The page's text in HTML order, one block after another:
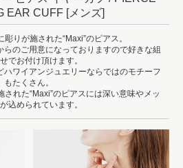
EAR CUFF [メンズ]
りが施された“Maxi”のピアス。
のご用意になっておりますので好きな組
でお付け頂けます。
ワイアンジュエリーならではのモチーフ
もたくさん。
れた“Maxi”のピアスには深い意味やメッ
込められています。